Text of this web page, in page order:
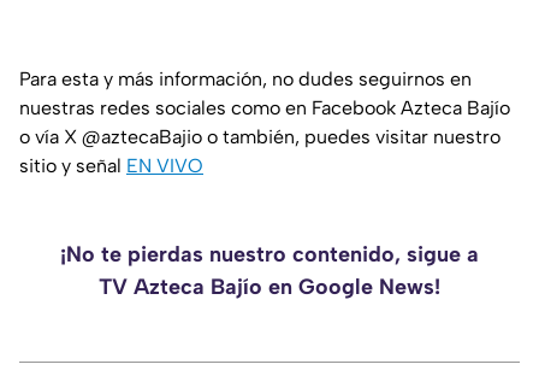
Para esta y más información, no dudes seguirnos en
nuestras redes sociales como en Facebook Azteca Bajío
o vía X @aztecaBajio o también, puedes visitar nuestro
sitio y señal EN VIVO
¡No te pierdas nuestro contenido, sigue a
TV Azteca Bajío en Google News!